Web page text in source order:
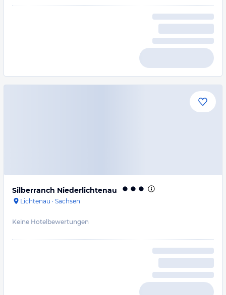
Silberranch Niederlichtenau
Lichtenau · Sachsen
Keine Hotelbewertungen